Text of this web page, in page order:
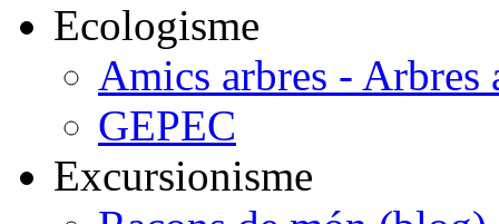
Ecologisme
Amics arbres - Arbres
GEPEC
Excursionisme